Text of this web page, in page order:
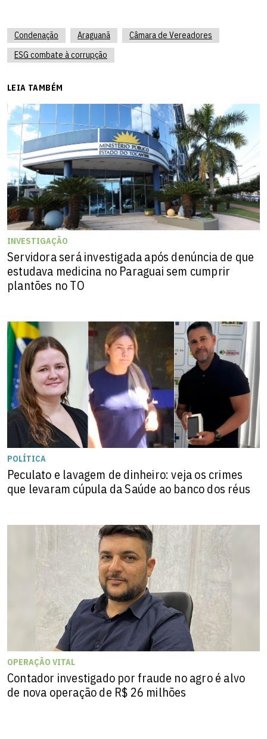
Condenação Araguanã
Câmara de Vereadores
ESG combate à corrupção
LEIA TAMBÉM
INVESTIGAÇÃO
Servidora será investigada após denúncia de que
estudava medicina no Paraguai sem cumprir
plantões no TO
POLÍTICA
Peculato e lavagem de dinheiro: veja os crimes
que levaram cúpula da Saúde ao banco dos réus
OPERAÇÃO VITAL
Contador investigado por fraude no agro é alvo
de nova operação de R$ 26 milhões